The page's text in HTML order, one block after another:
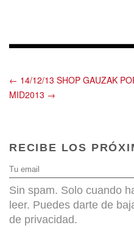
← 14/12/13 SHOP GAUZAK
MID2013 →
RECIBE LOS
Sin spam. Solo cuando
leer. Puedes darte de
de privacidad.